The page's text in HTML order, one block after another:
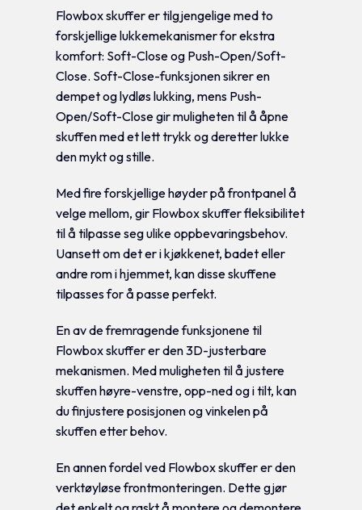
Flowbox skuffer er tilgjengelige med to
forskjellige lukkemekanismer for ekstra
komfort: Soft-Close og Push-Open/Soft-
Close. Soft-Close-funksjonen sikrer en
dempet og lydløs lukking, mens Push-
Open/Soft-Close gir muligheten til å åpne
skuffen med et lett trykk og deretter lukke
den mykt og stille.
Med fire forskjellige høyder på frontpanel å
velge mellom, gir Flowbox skuffer fleksibilitet
til å tilpasse seg ulike oppbevaringsbehov.
Uansett om det er i kjøkkenet, badet eller
andre rom i hjemmet, kan disse skuffene
tilpasses for å passe perfekt.
En av de fremragende funksjonene til
Flowbox skuffer er den 3D-justerbare
mekanismen. Med muligheten til å justere
skuffen høyre-venstre, opp-ned og i tilt, kan
du finjustere posisjonen og vinkelen på
skuffen etter behov.
En annen fordel ved Flowbox skuffer er den
verktøyløse frontmonteringen. Dette gjør